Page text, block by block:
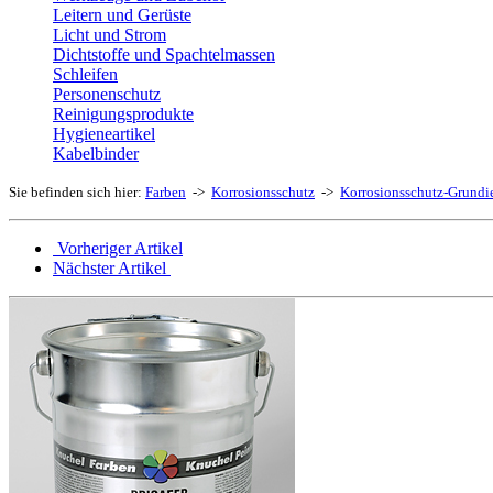
Leitern und Gerüste
Licht und Strom
Dichtstoffe und Spachtelmassen
Schleifen
Personenschutz
Reinigungsprodukte
Hygieneartikel
Kabelbinder
Sie befinden sich hier: Farben -> Korrosionsschutz -> Korrosionsschutz-
Vorheriger Artikel
Nächster Artikel